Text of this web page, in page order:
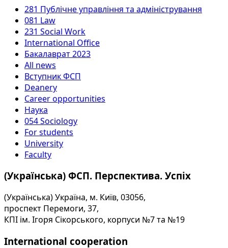
281 Публічне управління та адміністрування
081 Law
231 Social Work
International Office
Бакалаврат 2023
All news
Вступник ФСП
Deanery
Career opportunities
Наука
054 Sociology
For students
University
Faculty
(Українська) ФСП. Перспектива. Успіх
(Українська) Україна, м. Київ, 03056,
проспект Перемоги, 37,
КПІ ім. Ігоря Сікорського, корпуси №7 та №19
International cooperation